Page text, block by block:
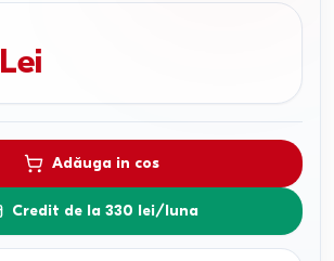
Lei
Adăuga in cos
Credit de la 330 lei/luna